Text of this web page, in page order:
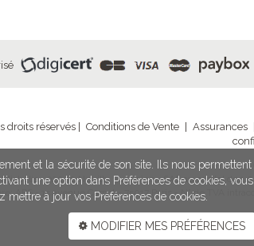
droits réservés | Conditions de Vente Assurances
Michelis - 92200 Neuilly Sur Seine - SAS au capital de
APS - 15 avenue Carnot - 75017 Paris - N° de TVA
et la sécurité de son site. Ils nous
une option dans Préférences de cookies,
à jour vos Préférences de cookies.
MODIFIER MES PRÉFÉRENCES